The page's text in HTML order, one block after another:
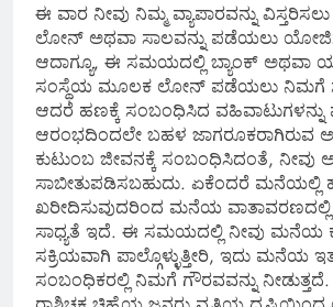
ಈ ವಾರ ನೀವು ನಿಮ್ಮ ವ್ಯಾಪಾರವನ್ನು
ಲೋನ್ ಅಥವಾ ಸಾಲವನ್ನು ಪಡೆಯಲು
ಆದಾಗ್ಯೂ, ಈ ಸಮಯದಲ್ಲಿ ಬ್ಯಾಂಕ್ ಅಥವಾ
ಸಂಸ್ಥೆಯ ಮೂಲಕ ಲೋನ್ ಪಡೆಯಲು ನಿಮಗೆ
ಆದರೆ ಹಣಕ್ಕೆ ಸಂಬಂಧಿಸಿದ ವಹಿವಾಟುಗಳನ್ನು
ಆರಂಭದಿಂದಲೇ ಬಹಳ ಜಾಗರೂಕರಾಗಿರುವ
ಕುಟುಂಬ ಜೀವನಕ್ಕೆ ಸಂಬಂಧಿಸಿದಂತೆ, ನೀವು
ಸಾಬೀತುಪಡಿಸಬಹುದು. ಏಕೆಂದರೆ ಮನೆಯಲ್ಲಿ
ಖರೀದಿಸುವುದರಿಂದ ಮನೆಯ
ಸಾಧ್ಯತೆ ಇದೆ. ಈ ಸಮಯದಲ್ಲಿ ನೀವು ಮನೆಯ
ಸಕ್ರಿಯವಾಗಿ ಪಾಲ್ಗೊಳ್ಳುತ್ತೀರಿ, ಇದು ಮನೆಯ
ಸಂಬಂಧಿಕರಲ್ಲಿ ನಿಮಗೆ ಗೌರವವನ್ನು